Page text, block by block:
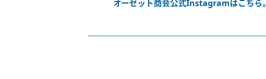
オーゼット商会公式Instagramはこちら。